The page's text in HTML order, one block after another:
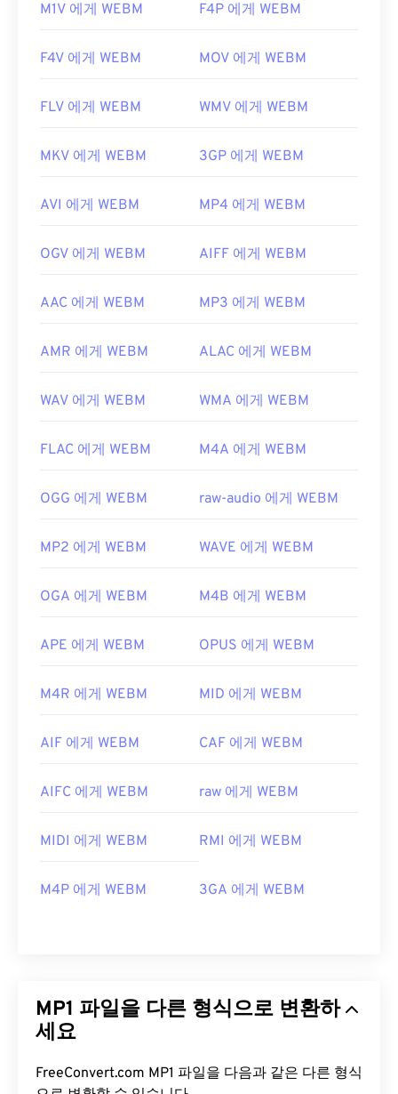
M1V 에게 WEBM F4P 에게 WEBM
F4V 에게 WEBM MOV 에게 WEBM
FLV 에게 WEBM WMV 에게 WEBM
MKV 에게 WEBM 3GP 에게 WEBM
AVI 에게 WEBM MP4 에게 WEBM
OGV 에게 WEBM AIFF 에게 WEBM
AAC 에게 WEBM MP3 에게 WEBM
AMR 에게 WEBM ALAC 에게 WEBM
WAV 에게 WEBM WMA 에게 WEBM
FLAC 에게 WEBM M4A 에게 WEBM
OGG 에게 WEBM raw-audio 에게 WEBM
MP2 에게 WEBM WAVE 에게 WEBM
OGA 에게 WEBM M4B 에게 WEBM
APE 에게 WEBM OPUS 에게 WEBM
M4R 에게 WEBM MID 에게 WEBM
AIF 에게 WEBM CAF 에게 WEBM
AIFC 에게 WEBM raw 에게 WEBM
MIDI 에게 WEBM RMI 에게 WEBM
M4P 에게 WEBM 3GA 에게 WEBM
MP1 파일을 다른 형식으로 변환하
세요
FreeConvert.com MP1 파일을 다음과 같은 다른 형식